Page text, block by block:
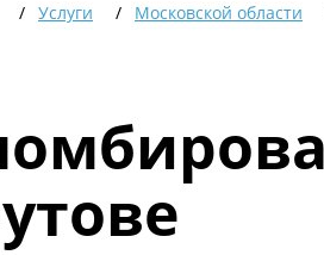
Услуги Московской области